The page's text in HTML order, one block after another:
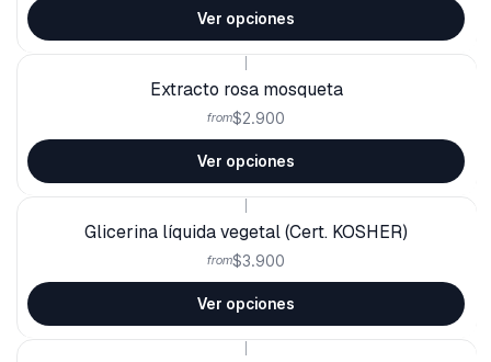
Ver opciones
Extracto rosa mosqueta
from$2.900
Ver opciones
Glicerina líquida vegetal (Cert. KOSHER)
from$3.900
Ver opciones